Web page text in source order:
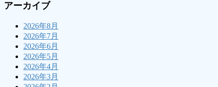
アーカイブ
2026年8月
2026年7月
2026年6月
2026年5月
2026年4月
2026年3月